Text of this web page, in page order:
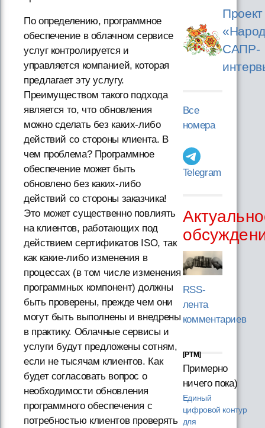
По определению, программное
обеспечение в облачном сервисе
услуг контролируется и
управляется компанией, которая
предлагает эту услугу.
Преимуществом такого подхода
является то, что обновления
можно сделать без каких-либо
действий со стороны клиента. В
чем проблема? Программное
обеспечение может быть
обновлено без каких-либо
действий со стороны заказчика!
Это может существенно повлиять
на клиентов, работающих под
действием сертификатов ISO, так
как какие-либо изменения в
процессах (в том числе изменения
программных компонент) должны
быть проверены, прежде чем они
могут быть выполнены и внедрены
в практику. Облачные сервисы и
услуги будут предложены сотням,
если не тысячам клиентов. Как
будет согласовать вопрос о
необходимости обновления
программного обеспечения с
потребностью клиентов проверять
Проект
САПР-
Все
номера
Telegram
RSS-
лента
комментариев
[PTM]
Примерно
ничего пока)
Единый
цифровой контур
для